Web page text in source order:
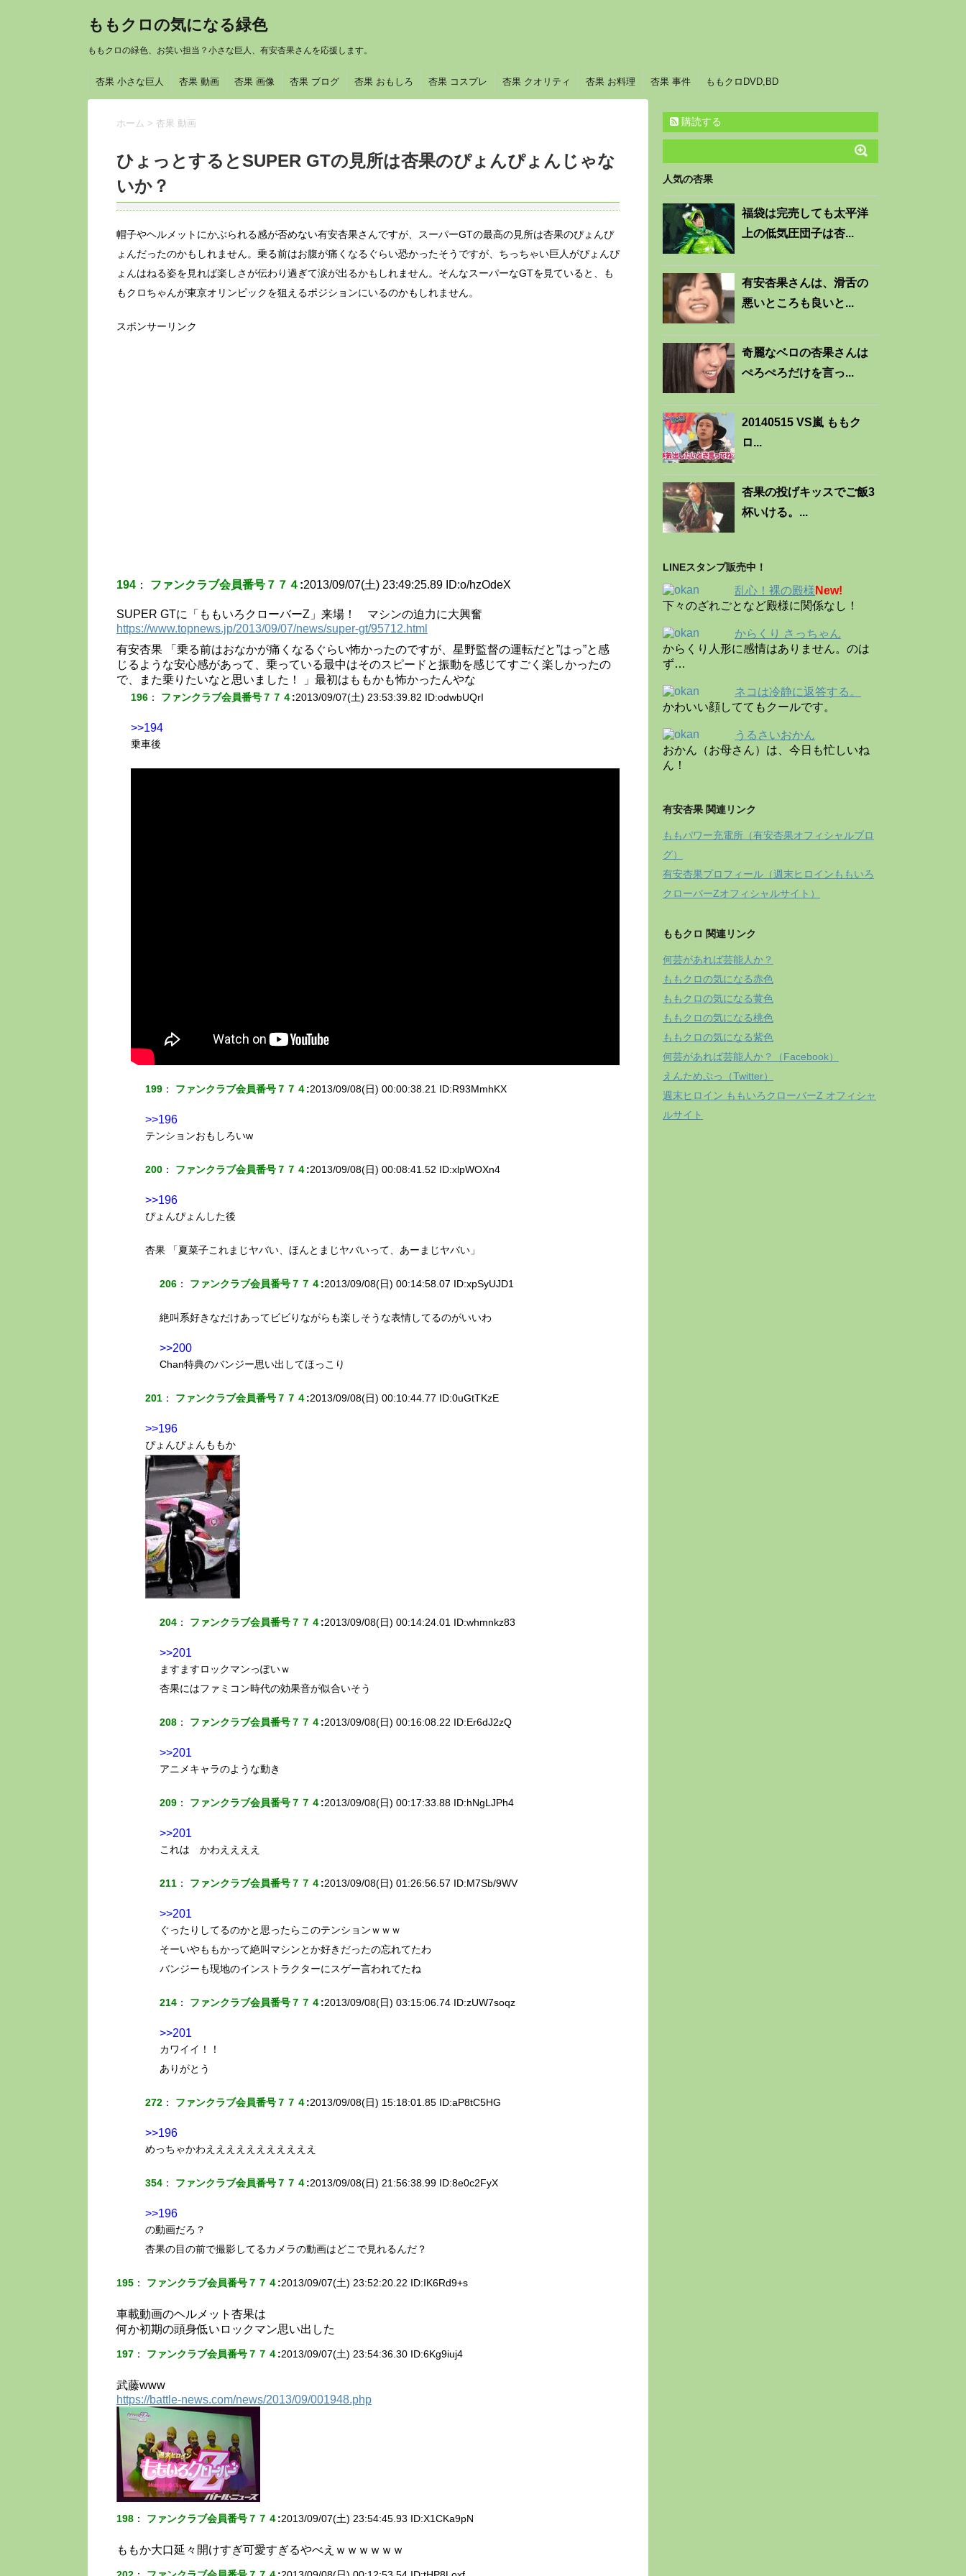
ももクロの気になる緑色
ももクロの緑色、お笑い担当？小さな巨人、有安杏果さんを応援します。
杏果 小さな巨人 杏果 動画 杏果 画像 杏果 ブログ 杏果 おもしろ 杏果 コスプレ 杏果 クオリティ 杏果 お料理 杏果 事件 ももクロDVD,BD
ホーム > 杏果 動画
ひょっとするとSUPER GTの見所は杏果のぴょんぴょんじゃな
いか？
帽子やヘルメットにかぶられる感が否めない有安杏果さんですが、スーパーGTの最高の見所は杏果のぴょんぴ
ょんだったのかもしれません。乗る前はお腹が痛くなるぐらい恐かったそうですが、ちっちゃい巨人がぴょんぴ
ょんはねる姿を見れば楽しさが伝わり過ぎて涙が出るかもしれません。そんなスーパーなGTを見ていると、も
もクロちゃんが東京オリンピックを狙えるポジションにいるのかもしれません。
スポンサーリンク
194 ： ファンクラブ会員番号７７４ :2013/09/07(土) 23:49:25.89 ID:o/hzOdeX
SUPER GTに「ももいろクローバーZ」来場！ マシンの迫力に大興奮
https://www.topnews.jp/2013/09/07/news/super-gt/95712.html
有安杏果 「乗る前はおなかが痛くなるぐらい怖かったのですが、星野監督の運転だと”はっ”と感
じるような安心感があって、乗っている最中はそのスピードと振動を感じてすごく楽しかったの
で、また乗りたいなと思いました！ 」最初はももかも怖かったんやな
196 ： ファンクラブ会員番号７７４:2013/09/07(土) 23:53:39.82 ID:odwbUQrI
>>194
乗車後
199 ： ファンクラブ会員番号７７４:2013/09/08(日) 00:00:38.21 ID:R93MmhKX
>>196
テンションおもしろいw
200 ： ファンクラブ会員番号７７４:2013/09/08(日) 00:08:41.52 ID:xlpWOXn4
>>196
ぴょんぴょんした後
杏果 「夏菜子これまじヤバい、ほんとまじヤバいって、あーまじヤバい」
206 ： ファンクラブ会員番号７７４:2013/09/08(日) 00:14:58.07 ID:xpSyUJD1
絶叫系好きなだけあってビビりながらも楽しそうな表情してるのがいいわ
>>200
Chan特典のバンジー思い出してほっこり
201 ： ファンクラブ会員番号７７４:2013/09/08(日) 00:10:44.77 ID:0uGtTKzE
>>196
ぴょんぴょんももか
204 ： ファンクラブ会員番号７７４:2013/09/08(日) 00:14:24.01 ID:whmnkz83
>>201
ますますロックマンっぽいｗ
杏果にはファミコン時代の効果音が似合いそう
208 ： ファンクラブ会員番号７７４:2013/09/08(日) 00:16:08.22 ID:Er6dJ2zQ
>>201
アニメキャラのような動き
209 ： ファンクラブ会員番号７７４:2013/09/08(日) 00:17:33.88 ID:hNgLJPh4
>>201
これは かわええええ
211 ： ファンクラブ会員番号７７４:2013/09/08(日) 01:26:56.57 ID:M7Sb/9WV
>>201
ぐったりしてるのかと思ったらこのテンションｗｗｗ
そーいやももかって絶叫マシンとか好きだったの忘れてたわ
バンジーも現地のインストラクターにスゲー言われてたね
214 ： ファンクラブ会員番号７７４:2013/09/08(日) 03:15:06.74 ID:zUW7soqz
>>201
カワイイ！！
ありがとう
272 ： ファンクラブ会員番号７７４:2013/09/08(日) 15:18:01.85 ID:aP8tC5HG
>>196
めっちゃかわえええええええええええ
354 ： ファンクラブ会員番号７７４:2013/09/08(日) 21:56:38.99 ID:8e0c2FyX
>>196
の動画だろ？
杏果の目の前で撮影してるカメラの動画はどこで見れるんだ？
195 ： ファンクラブ会員番号７７４:2013/09/07(土) 23:52:20.22 ID:IK6Rd9+s
車載動画のヘルメット杏果は
何か初期の頭身低いロックマン思い出した
197 ： ファンクラブ会員番号７７４:2013/09/07(土) 23:54:36.30 ID:6Kg9iuj4
武藤www
https://battle-news.com/news/2013/09/001948.php
198 ： ファンクラブ会員番号７７４:2013/09/07(土) 23:54:45.93 ID:X1CKa9pN
ももか大口延々開けすぎ可愛すぎるやべえｗｗｗｗｗｗ
購読する
人気の杏果
福袋は完売しても太平洋
上の低気圧団子は杏...
有安杏果さんは、滑舌の
悪いところも良いと...
奇麗なベロの杏果さんは
ぺろぺろだけを言っ...
20140515 VS嵐 ももク
ロ...
杏果の投げキッスでご飯3
杯いける。...
LINEスタンプ販売中！
乱心！裸の殿様 New!
下々のざれごとなど殿様に関係なし！
からくり さっちゃん
からくり人形に感情はありません。のは
ず…
ネコは冷静に返答する。
かわいい顔しててもクールです。
うるさいおかん
おかん（お母さん）は、今日も忙しいね
ん！
有安杏果 関連リンク
ももパワー充電所（有安杏果オフィシャルブロ
グ）
有安杏果プロフィール（週末ヒロインももいろ
クローバーZオフィシャルサイト）
ももクロ 関連リンク
何芸があれば芸能人か？
ももクロの気になる赤色
ももクロの気になる黄色
ももクロの気になる桃色
ももクロの気になる紫色
何芸があれば芸能人か？（Facebook）
えんためぷっ（Twitter）
週末ヒロイン ももいろクローバーZ オフィシャ
ルサイト